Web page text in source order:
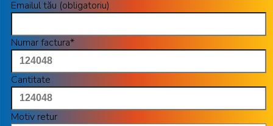
Emailul tău (obligatoriu)
Numar factura*
Cantitate
Motiv retur